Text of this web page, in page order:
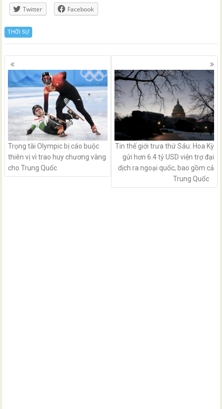
Twitter Facebook
THỜI SỰ
Posts
navigation
Trọng tài Olympic bị cáo buộc
thiên vị vì trao huy chương vàng
cho Trung Quốc
Tin thế giới trưa thứ Sáu: Hoa Kỳ
gửi hơn 6.4 tỷ USD viện trợ đại
dịch ra ngoại quốc, bao gồm cả
Trung Quốc